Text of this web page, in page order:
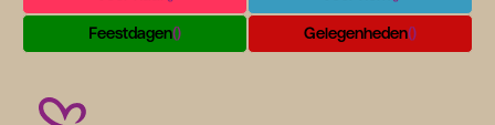
Feestdagen() Gelegenheden()